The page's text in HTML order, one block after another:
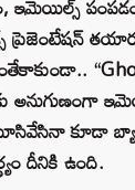
ఇమెయిల్స్
ప్రెజెంటేషన్
అనుగుణంగా
కూడా
దీనికి ఉంది.